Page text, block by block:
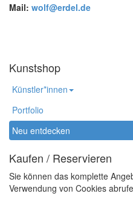
Mail: wolf@erdel.de
Kunstshop
Künstler*innen
Portfolio
Neu entdecken
Kaufen / Reservieren
Sie können das komplette
Verwendung von Cookies